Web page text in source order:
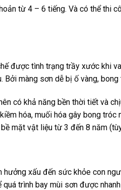
từ 4 – 6 tiếng. Và có thể thi
được tình trạng trầy xước khi
màng sơn dễ bị ố vàng,
có khả năng bền thời tiết và
hóa, muối hóa gây bong tróc
mặt vật liệu từ 3 đến 8 năm
hưởng xấu đến sức khỏe con
trình bay mùi sơn được